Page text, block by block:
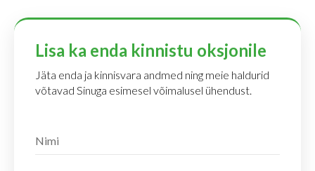
Lisa ka enda kinnistu oksjonile
Jäta enda ja kinnisvara andmed ning meie haldurid
võtavad Sinuga esimesel võimalusel ühendust.